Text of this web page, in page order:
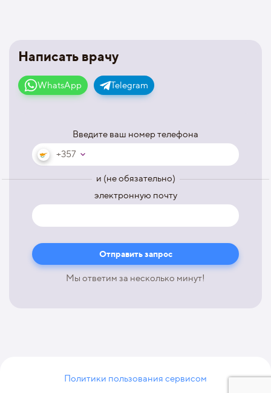
Написать врачу
WhatsApp Telegram
Введите ваш номер телефона
+357
и (не обязательно)
электронную почту
Мы ответим за несколько минут!
Политики пользования сервисом